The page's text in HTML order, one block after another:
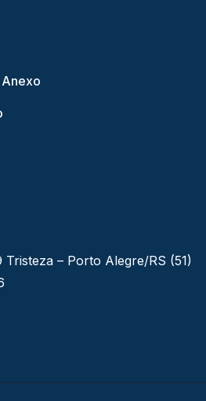
Tristeza – Porto Alegre/RS (51)